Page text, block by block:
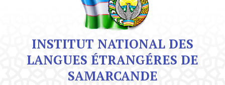
INSTITUT NATIONAL DES
LANGUES ÉTRANGÉRES DE
SAMARCANDE